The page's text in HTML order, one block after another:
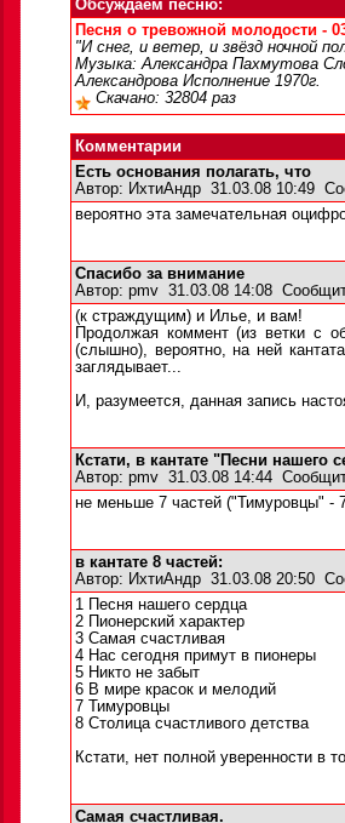
Обсуждаем песню:
Песня о тревожной молодости -
"И снег, и ветер, и звёзд ночной
Музыка: Александра Пахмутова
Александрова Исполнение 1970г.
Скачано: 32804 раз
Комментарии
Есть основания полагать, что
Автор: ИхтиАндр 31.03.08 10:49
вероятно эта замечательная
Спасибо за внимание
Автор: pmv 31.03.08 14:08
(к страждущим) и Илье, и вам!
Продолжая коммент (из ветки с
(слышно), вероятно, на ней
заглядывает...
И, разумеется, данная запись
Кстати, в кантате "Песни нашего
Автор: pmv 31.03.08 14:44
не меньше 7 частей ("Тимуровцы" -
в кантате 8 частей:
Автор: ИхтиАндр 31.03.08 20:50
1 Песня нашего сердца
2 Пионерский характер
3 Самая счастливая
4 Нас сегодня примут в пионеры
5 Никто не забыт
6 В мире красок и мелодий
7 Тимуровцы
8 Столица счастливого детства
Кстати, нет полной уверенности в
Самая счастливая.